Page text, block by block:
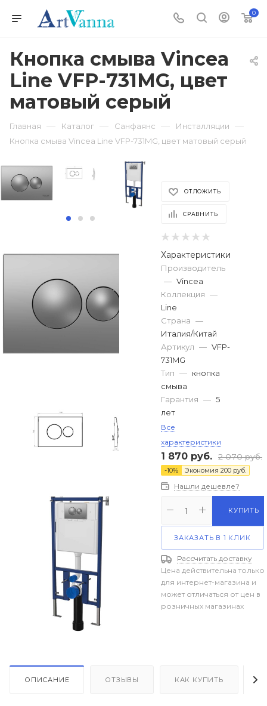
0
Кнопка смыва Vincea
Line VFP-731MG, цвет
матовый серый
Главная — Каталог — Санфаянс — Инсталляции —
Кнопка смыва Vincea Line VFP-731MG, цвет матовый серый
ОТЛОЖИТЬ
СРАВНИТЬ
Характеристики
Производитель
— Vincea
Коллекция —
Line
Страна —
Италия/Китай
Артикул — VFP-
731MG
Тип — кнопка
смыва
Гарантия — 5
лет
Все
характеристики
1 870 руб. 2 070руб.
-10% Экономия 200 руб.
Нашли дешевле?
КУПИТЬ
ЗАКАЗАТЬ В 1 КЛИК
Рассчитать доставку
Цена действительна только
для интернет-магазина и
может отличаться от цен в
розничных магазинах
ОПИСАНИЕ ОТЗЫВЫ КАК КУПИТЬ